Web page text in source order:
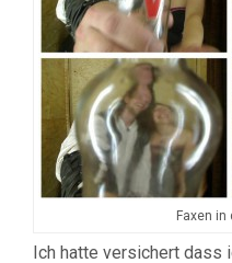
Faxen in
Ich hatte versichert dass